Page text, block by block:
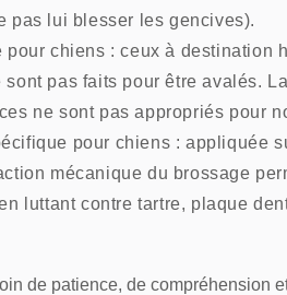
pas lui blesser les gencives).
chiens : ceux à destination
sont pas faits pour être avalés.
ne sont pas appropriés pour
pour chiens : appliquée
mécanique du brossage
luttant contre tartre, plaque
de patience, de compréhension